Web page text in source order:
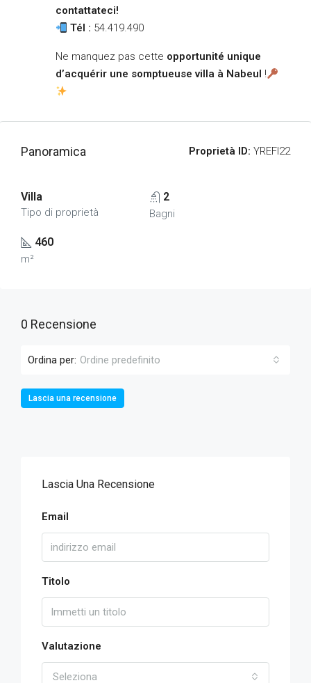
contattateci!
Tél : 54.419.490
Ne manquez pas cette opportunité unique
d’acquérir une somptueuse villa à Nabeul !
Panoramica Proprietà ID: YREFI22
Villa
Tipo di proprietà
2
Bagni
460
m²
0 Recensione
Ordina per: Ordine predefinito
Lascia una recensione
Lascia Una Recensione
Email
Titolo
Valutazione
Seleziona